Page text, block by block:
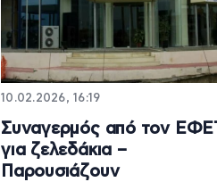
10.02.2026, 16:19
Συναγερμός από τον ΕΦΕΤ
για ζελεδάκια –
Παρουσιάζουν